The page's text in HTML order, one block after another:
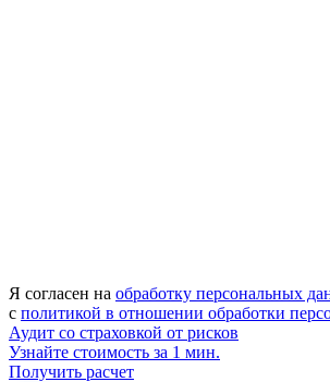
Я согласен на обработку персональных
с политикой в отношении обработки
Аудит со страховкой от рисков
Узнайте стоимость за 1 мин.
Получить расчет